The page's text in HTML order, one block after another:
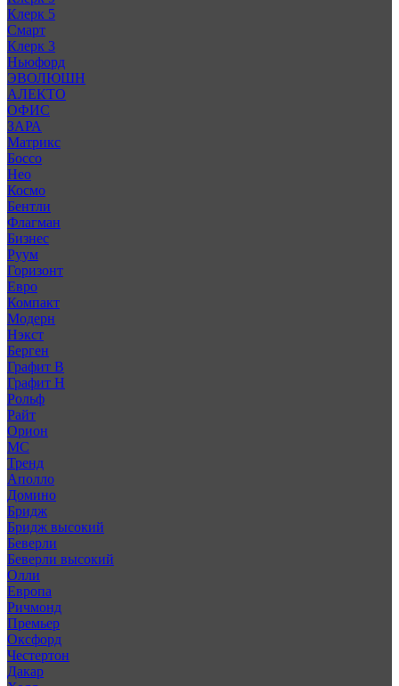
Клерк 5
Смарт
Клерк 3
Ньюфорд
ЭВОЛЮШН
АЛЕКТО
ОФИС
ЗАРА
Матрикс
Боссо
Нео
Космо
Бентли
Флагман
Бизнес
Руум
Горизонт
Евро
Компакт
Модерн
Нэкст
Берген
Графит В
Графит Н
Рольф
Райт
Орион
МС
Тренд
Аполло
Домино
Бридж
Бридж высокий
Беверли
Беверли высокий
Олли
Европа
Ричмонд
Премьер
Оксфорд
Честертон
Дакар